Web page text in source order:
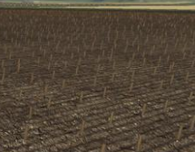
KENSHI
экшн